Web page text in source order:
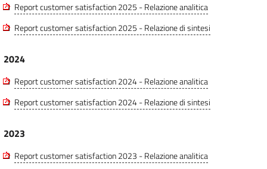
Report customer satisfaction 2025 - Relazione analitica
Report customer satisfaction 2025 - Relazione di sintesi
2024
Report customer satisfaction 2024 - Relazione analitica
Report customer satisfaction 2024 - Relazione di sintesi
2023
Report customer satisfaction 2023 - Relazione analitica